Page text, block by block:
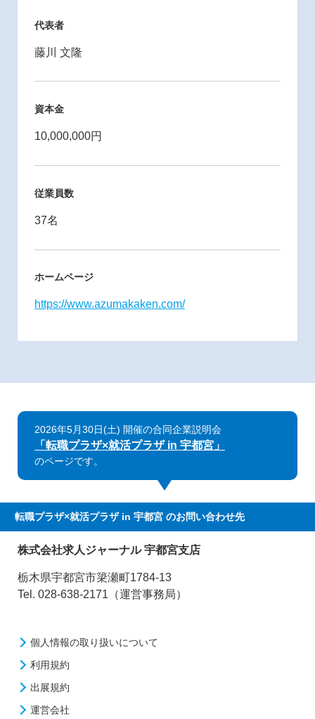
代表者
藤川 文隆
資本金
10,000,000円
従業員数
37名
ホームページ
https://www.azumakaken.com/
2026年5月30日(土) 開催の合同企業説明会
「転職プラザ×就活プラザ in 宇都宮」
のページです。
転職プラザ×就活プラザ in 宇都宮 のお問い合わせ先
株式会社求人ジャーナル 宇都宮支店
栃木県宇都宮市簗瀬町1784-13
Tel. 028-638-2171（運営事務局）
個人情報の取り扱いについて
利用規約
出展規約
運営会社